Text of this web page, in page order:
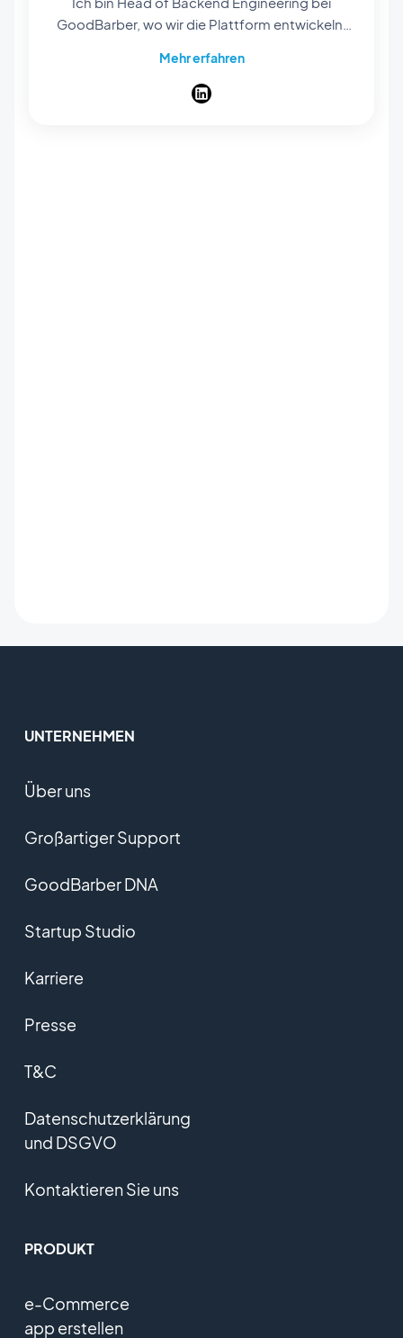
GoodBarber, wo wir die Plattform entwickeln,
eine Zeile Code zu schreiben. Mein Team
verantwortet alles, was hinter den Kulissen
Mehr erfahren
UNTERNEHMEN
Über uns
Großartiger Support
GoodBarber DNA
Startup Studio
Karriere
Presse
T&C
Datenschutzerklärung
und DSGVO
Kontaktieren Sie uns
PRODUKT
e-Commerce
app erstellen